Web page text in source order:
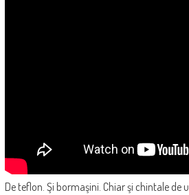
De teflon. Şi bormaşini. Chiar şi chintale de